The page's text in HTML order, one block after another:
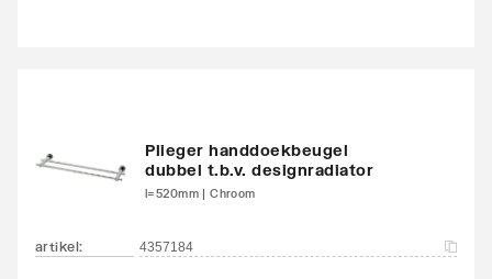
Plieger handdoekbeugel
dubbel t.b.v. designradiator
l=520mm | Chroom
artikel: 4357184